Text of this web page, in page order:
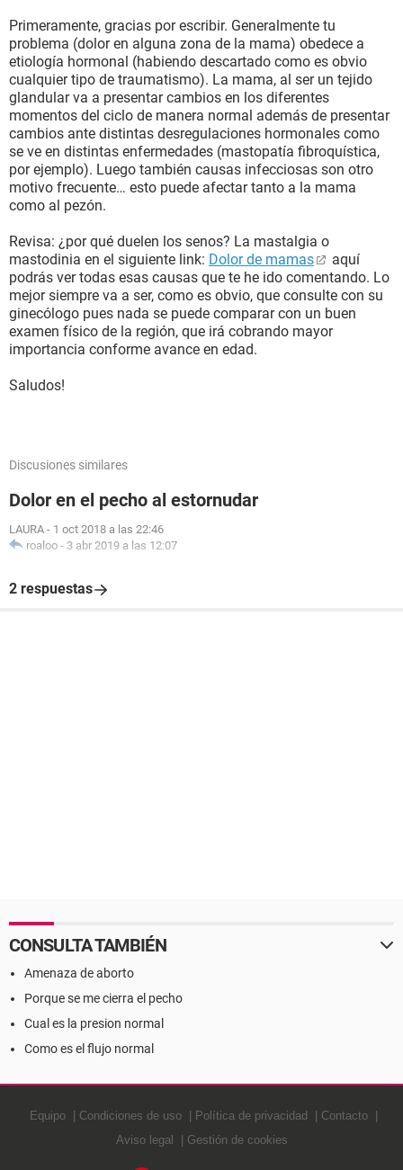
Primeramente, gracias por escribir. Generalmente tu
problema (dolor en alguna zona de la mama) obedece a
etiología hormonal (habiendo descartado como es obvio
cualquier tipo de traumatismo). La mama, al ser un tejido
glandular va a presentar cambios en los diferentes
momentos del ciclo de manera normal además de presentar
cambios ante distintas desregulaciones hormonales como
se ve en distintas enfermedades (mastopatía fibroquística,
por ejemplo). Luego también causas infecciosas son otro
motivo frecuente… esto puede afectar tanto a la mama
como al pezón.
Revisa: ¿por qué duelen los senos? La mastalgia o
mastodinia en el siguiente link: Dolor de mamas
aquí
podrás ver todas esas causas que te he ido comentando. Lo
mejor siempre va a ser, como es obvio, que consulte con su
ginecólogo pues nada se puede comparar con un buen
examen físico de la región, que irá cobrando mayor
importancia conforme avance en edad.
Saludos!
Discusiones similares
Dolor en el pecho al estornudar
LAURA - 1 oct 2018 a las 22:46
roaloo - 3 abr 2019 a las 12:07
2 respuestas
CONSULTA TAMBIÉN
Amenaza de aborto
Porque se me cierra el pecho
Cual es la presion normal
Como es el flujo normal
Equipo Condiciones de uso Política de privacidad
Contacto
Aviso legal
Gestión de cookies